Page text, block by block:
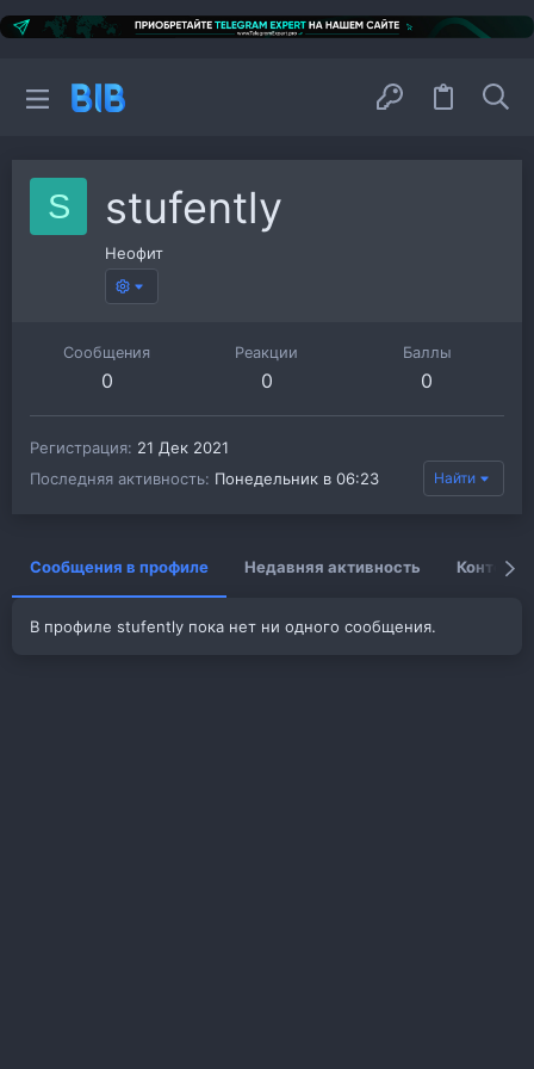
S stufently
Неофит
Сообщения
0
Реакции
0
Баллы
0
Регистрация 21 Дек 2021
Последняя активность Понедельник в 06:23 Найти
Сообщения в профиле Недавняя активность Контент
В профиле stufently пока нет ни одного сообщения.